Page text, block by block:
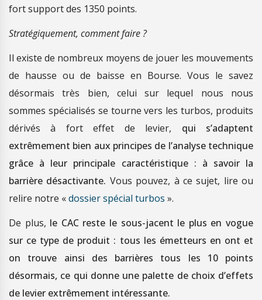
fort support des 1350 points.
Stratégiquement, comment faire ?
Il existe de nombreux moyens de jouer les mouvements
de hausse ou de baisse en Bourse. Vous le savez
désormais très bien, celui sur lequel nous nous
sommes spécialisés se tourne vers les turbos, produits
dérivés à fort effet de levier, qui s’adaptent
extrêmement bien aux principes de l’analyse technique
grâce à leur principale caractéristique : à savoir la
barrière désactivante. Vous pouvez, à ce sujet, lire ou
relire notre «dossier spécial turbos ».
De plus, le CAC reste le sous-jacent le plus en vogue
sur ce type de produit : tous les émetteurs en ont et
on trouve ainsi des barrières tous les 10 points
désormais, ce qui donne une palette de choix d’effets
de levier extrêmement intéressante.